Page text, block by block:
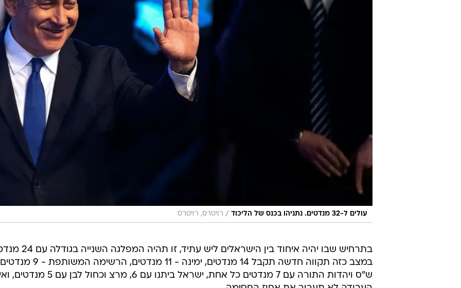
עולים ל-32 מנדטים. נתניהו בכנס של הליכוד / רויטרס, רויטרס
בתרחיש שבו יהיה איחוד בין הישראלים ליש עתיד,
במצב כזה תקווה חדשה תקבל 14 מנדטים, ימינה - 11 מנדטים, הרשימה המשותפת - 9
ש"ס ויהדות התורה עם 7 מנדטים כל אחת, ישראל ביתנו עם 6, מרצ וכחול לבן